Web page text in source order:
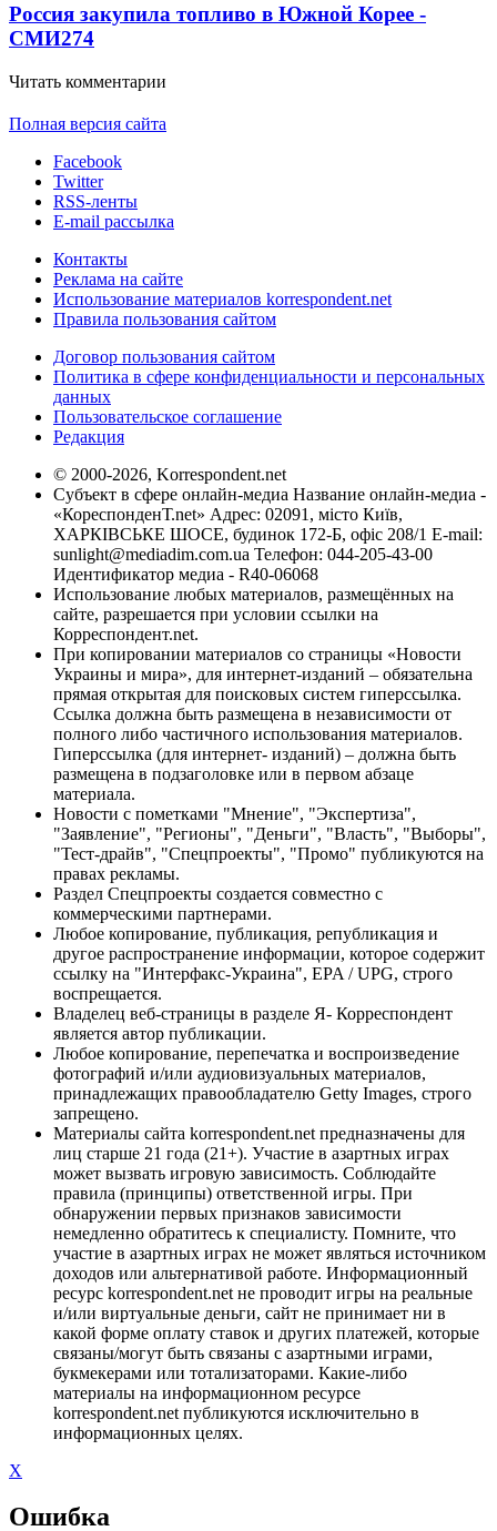
Россия закупила топливо в Южной Корее -
СМИ274
Читать комментарии
Полная версия сайта
Facebook
Twitter
RSS-ленты
E-mail рассылка
Контакты
Реклама на сайте
Использование материалов korrespondent.net
Правила пользования сайтом
Договор пользования сайтом
Политика в сфере конфиденциальности и персональных
данных
Пользовательское соглашение
Редакция
© 2000-2026, Korrespondent.net
Субъект в сфере онлайн-медиа Название онлайн-медиа -
«КореспонденТ.net» Адрес: 02091, місто Київ,
ХАРКІВСЬКЕ ШОСЕ, будинок 172-Б, офіс 208/1 E-mail:
sunlight@mediadim.com.ua Телефон: 044-205-43-00
Идентификатор медиа - R40-06068
Использование любых материалов, размещённых на
сайте, разрешается при условии ссылки на
Корреспондент.net.
При копировании материалов со страницы «Новости
Украины и мира», для интернет-изданий – обязательна
прямая открытая для поисковых систем гиперссылка.
Ссылка должна быть размещена в независимости от
полного либо частичного использования материалов.
Гиперссылка (для интернет- изданий) – должна быть
размещена в подзаголовке или в первом абзаце
материала.
Новости с пометками "Мнение", "Экспертиза",
"Заявление", "Регионы", "Деньги", "Власть", "Выборы",
"Тест-драйв", "Спецпроекты", "Промо" публикуются на
правах рекламы.
Раздел Спецпроекты создается совместно с
коммерческими партнерами.
Любое копирование, публикация, републикация и
другое распространение информации, которое содержит
ссылку на "Интерфакс-Украина", EPA / UPG, строго
воспрещается.
Владелец веб-страницы в разделе Я- Корреспондент
является автор публикации.
Любое копирование, перепечатка и воспроизведение
фотографий и/или аудиовизуальных материалов,
принадлежащих правообладателю Getty Images, строго
запрещено.
Материалы сайта korrespondent.net предназначены для
лиц старше 21 года (21+). Участие в азартных играх
может вызвать игровую зависимость. Соблюдайте
правила (принципы) ответственной игры. При
обнаружении первых признаков зависимости
немедленно обратитесь к специалисту. Помните, что
участие в азартных играх не может являться источником
доходов или альтернативой работе. Информационный
ресурс korrespondent.net не проводит игры на реальные
и/или виртуальные деньги, сайт не принимает ни в
какой форме оплату ставок и других платежей, которые
связаны/могут быть связаны с азартными играми,
букмекерами или тотализаторами. Какие-либо
материалы на информационном ресурсе
korrespondent.net публикуются исключительно в
информационных целях.
X
Ошибка